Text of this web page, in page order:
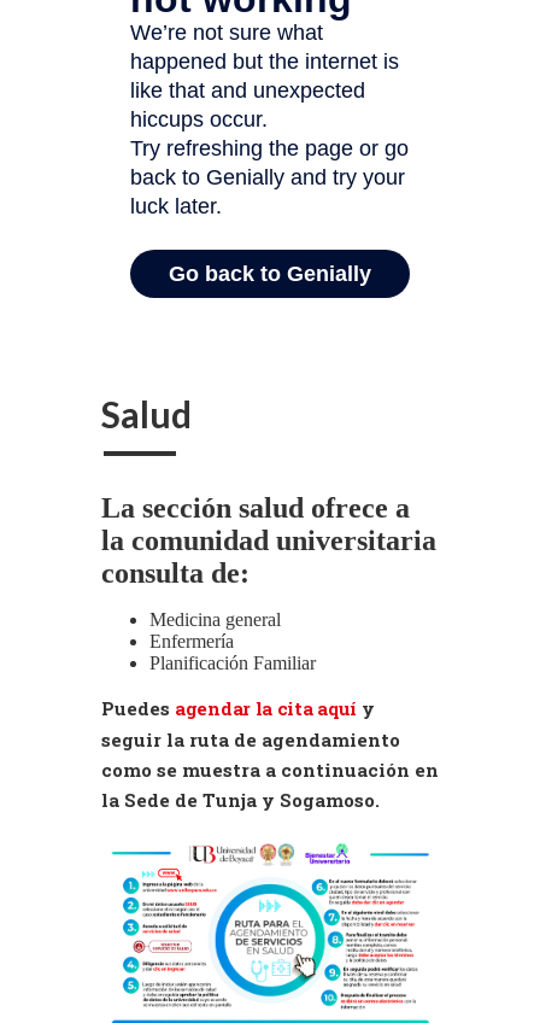
Salud
La sección salud ofrece a
la comunidad universitaria
consulta de:
Medicina general
Enfermería
Planificación Familiar
Puedes agendar la cita aquí y
seguir la ruta de agendamiento
como se muestra a continuación en
la Sede de Tunja y Sogamoso.